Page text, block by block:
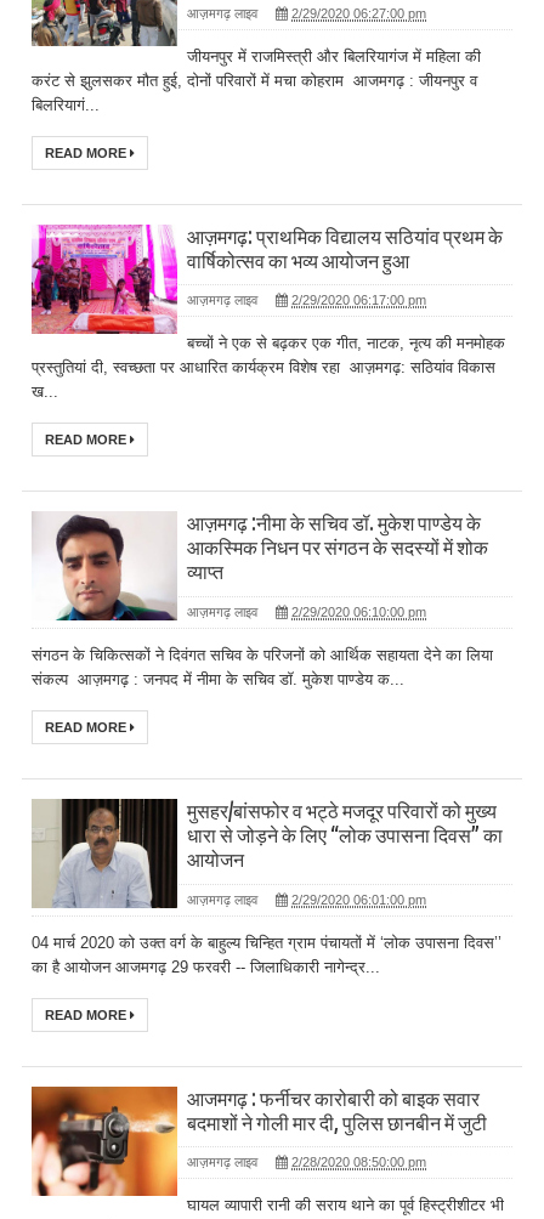
आज़मगढ़ लाइव 2/29/2020 06:27:00 pm
जीयनपुर में राजमिस्त्री और बिलरियागंज में महिला की
करंट से झुलसकर मौत हुई, दोनों परिवारों में मचा कोहराम आजमगढ़ : जीयनपुर व
बिलरियागं...
READ MORE
आज़मगढ़: प्राथमिक विद्यालय सठियांव प्रथम के
वार्षिकोत्सव का भव्य आयोजन हुआ
आज़मगढ़ लाइव 2/29/2020 06:17:00 pm
बच्चों ने एक से बढ़कर एक गीत, नाटक, नृत्य की मनमोहक
प्रस्तुतियां दी, स्वच्छता पर आधारित कार्यक्रम विशेष रहा आज़मगढ़: सठियांव विकास
ख...
READ MORE
आज़मगढ़ :नीमा के सचिव डॉ. मुकेश पाण्डेय के
आकस्मिक निधन पर संगठन के सदस्यों में शोक
व्याप्त
आज़मगढ़ लाइव 2/29/2020 06:10:00 pm
संगठन के चिकित्सकों ने दिवंगत सचिव के परिजनों को आर्थिक सहायता देने का लिया
संकल्प आज़मगढ़ : जनपद में नीमा के सचिव डॉ. मुकेश पाण्डेय क...
READ MORE
मुसहर/बांसफोर व भट्ठे मजदूर परिवारों को मुख्य
धारा से जोड़ने के लिए ‘‘लोक उपासना दिवस’’ का
आयोजन
आज़मगढ़ लाइव 2/29/2020 06:01:00 pm
04 मार्च 2020 को उक्त वर्ग के बाहुल्य चिन्हित ग्राम पंचायतों में ‘लोक उपासना दिवस’’
का है आयोजन आजमगढ़ 29 फरवरी -- जिलाधिकारी नागेन्द्र...
READ MORE
आजमगढ़ : फर्नीचर कारोबारी को बाइक सवार
बदमाशों ने गोली मार दी, पुलिस छानबीन में जुटी
आज़मगढ़ लाइव 2/28/2020 08:50:00 pm
घायल व्यापारी रानी की सराय थाने का पूर्व हिस्ट्रीशीटर भी